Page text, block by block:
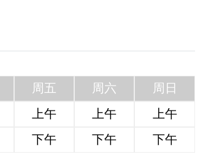
周五 周六
周日
上午 上午
上午
下午 下午 下午